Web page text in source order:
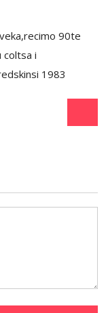
90te
coltsa i
1983